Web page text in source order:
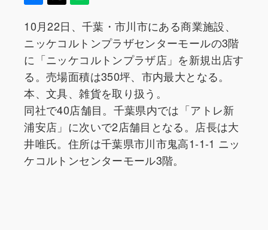
10月22日、千葉・市川市にある商業施設、
ニッケコルトンプラザセンターモールの3階
に「ニッケコルトンプラザ店」を新規出店す
る。売場面積は350坪、市内最大となる。
本、文具、雑貨を取り扱う。
同社で40店舗目。千葉県内では「アトレ新
浦安店」に次いで2店舗目となる。店長は大
井唯氏。住所は千葉県市川市鬼高1-1-1 ニッ
ケコルトンセンターモール3階。